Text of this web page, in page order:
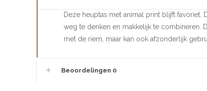
Deze heuptas met animal print blijft favoriet.
weg te denken en makkelijk te combineren.
met de riem, maar kan ook afzonderlijk
Beoordelingen 0